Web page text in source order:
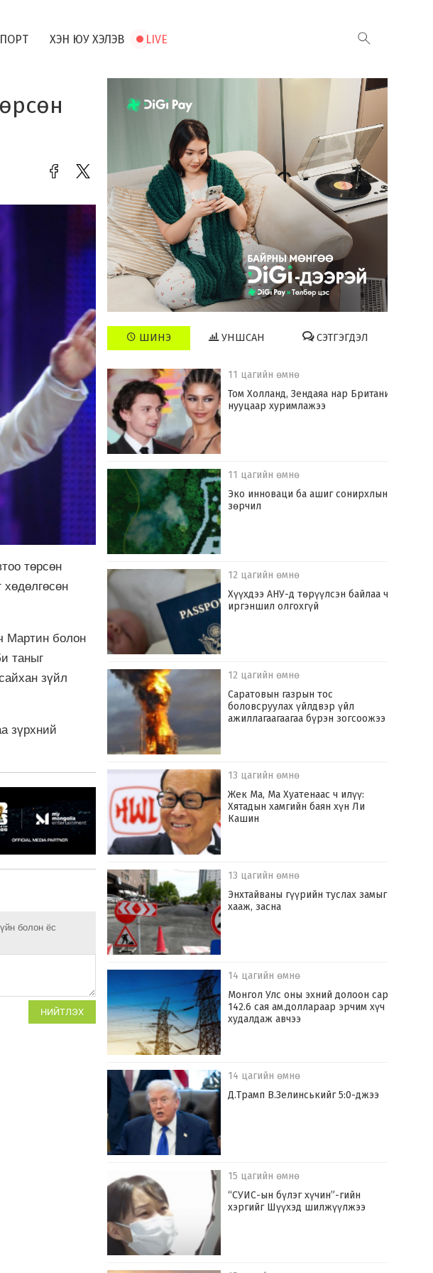
ХЭН ЮУ ХЭЛЭВ LIVE
төрсөн
Мартин болон
таныг
зүйл
зүрхний
болон ёс
НИЙТЛЭХ
ШИНЭ УНШСАН СЭТГЭГДЭЛ
11 цагийн өмнө
Том Холланд, Зендаяа нар Британид
нууцаар хуримлажээ
11 цагийн өмнө
Эко инноваци ба ашиг сонирхлын
зөрчил
12 цагийн өмнө
Хүүхдээ АНУ-д төрүүлсэн байлаа ч
иргэншил олгохгүй
12 цагийн өмнө
Саратовын газрын тос
боловсруулах үйлдвэр үйл
ажиллагаагаагаа бүрэн зогсоожээ
13 цагийн өмнө
Жек Ма, Ма Хуатенаас ч илүү:
Хятадын хамгийн баян хүн Ли
Кашин
13 цагийн өмнө
Энхтайваны гүүрийн туслах замыг
хааж, засна
14 цагийн өмнө
Монгол Улс оны эхний долоон сард
142.6 сая ам.доллараар эрчим хүч
худалдаж авчээ
14 цагийн өмнө
Д.Трамп В.Зелинськийг 5:0-джээ
15 цагийн өмнө
“СУИС-ын бүлэг хүчин”-гийн
хэргийг Шүүхэд шилжүүлжээ